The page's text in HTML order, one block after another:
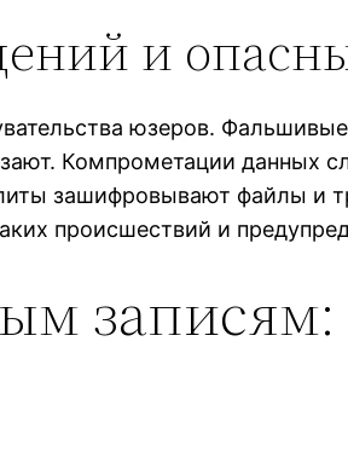
и
юзеров.
Компрометации данных
зашифровывают файлы и
происшествий и
записям: